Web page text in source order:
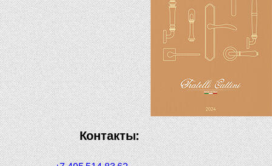
Контакты: